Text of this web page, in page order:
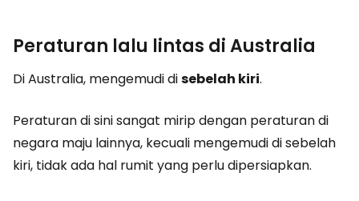
Peraturan lalu lintas di Australia
Di Australia, mengemudi disebelah kiri.
Peraturan di sini sangat mirip dengan peraturan di
negara maju lainnya, kecuali mengemudi di sebelah
kiri, tidak ada hal rumit yang perlu dipersiapkan.